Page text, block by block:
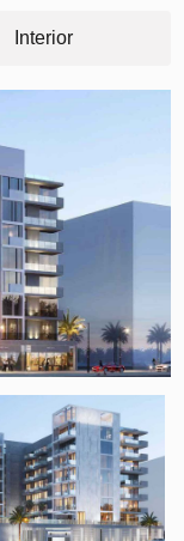
Interior